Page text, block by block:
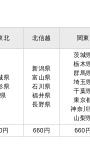
北 北信越 関東
県
県
県
新潟県
富山県
石川県
福井県
長野県
茨城
栃木
群馬
埼玉
千葉
東京
神奈
山梨
円 660円 660